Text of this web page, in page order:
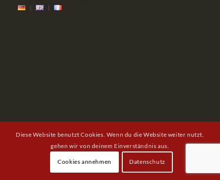
Diese Website benutzt Cookies. Wenn du die Website weiter nutzt,
gehen wir von deinem Einverständnis aus.
Cookies annehmen Datenschutz